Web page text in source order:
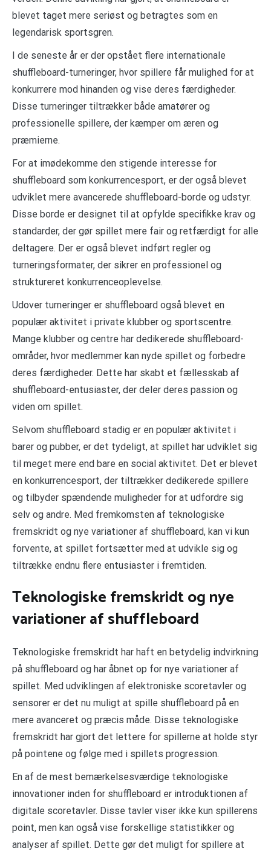
blevet taget mere seriøst og betragtes som en
legendarisk sportsgren.
I de seneste år er der opstået flere internationale
shuffleboard-turneringer, hvor spillere får mulighed for at
konkurrere mod hinanden og vise deres færdigheder.
Disse turneringer tiltrækker både amatører og
professionelle spillere, der kæmper om æren og
præmierne.
For at imødekomme den stigende interesse for
shuffleboard som konkurrencesport, er der også blevet
udviklet mere avancerede shuffleboard-borde og udstyr.
Disse borde er designet til at opfylde specifikke krav og
standarder, der gør spillet mere fair og retfærdigt for alle
deltagere. Der er også blevet indført regler og
turneringsformater, der sikrer en professionel og
struktureret konkurrenceoplevelse.
Udover turneringer er shuffleboard også blevet en
populær aktivitet i private klubber og sportscentre.
Mange klubber og centre har dedikerede shuffleboard-
områder, hvor medlemmer kan nyde spillet og forbedre
deres færdigheder. Dette har skabt et fællesskab af
shuffleboard-entusiaster, der deler deres passion og
viden om spillet.
Selvom shuffleboard stadig er en populær aktivitet i
barer og pubber, er det tydeligt, at spillet har udviklet sig
til meget mere end bare en social aktivitet. Det er blevet
en konkurrencesport, der tiltrækker dedikerede spillere
og tilbyder spændende muligheder for at udfordre sig
selv og andre. Med fremkomsten af teknologiske
fremskridt og nye variationer af shuffleboard, kan vi kun
forvente, at spillet fortsætter med at udvikle sig og
tiltrække endnu flere entusiaster i fremtiden.
Teknologiske fremskridt og nye
variationer af shuffleboard
Teknologiske fremskridt har haft en betydelig indvirkning
på shuffleboard og har åbnet op for nye variationer af
spillet. Med udviklingen af elektroniske scoretavler og
sensorer er det nu muligt at spille shuffleboard på en
mere avanceret og præcis måde. Disse teknologiske
fremskridt har gjort det lettere for spillerne at holde styr
på pointene og følge med i spillets progression.
En af de mest bemærkelsesværdige teknologiske
innovationer inden for shuffleboard er introduktionen af
digitale scoretavler. Disse tavler viser ikke kun spillerens
point, men kan også vise forskellige statistikker og
analyser af spillet. Dette gør det muligt for spillere at